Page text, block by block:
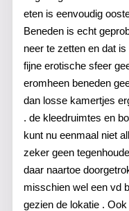
eten is eenvoudig
Beneden is echt
neer te zetten en dat
fijne erotische sfeer
eromheen beneden
dan losse kamertjes
. de kleedruimtes en
kunt nu eenmaal niet
zeker geen
daar naartoe
misschien wel een vd
gezien de lokatie .